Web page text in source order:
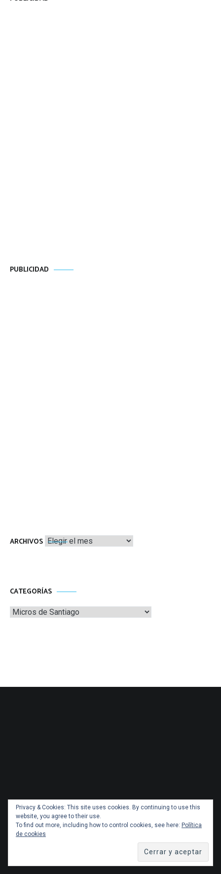
PUBLICIDAD
ARCHIVOS Archivos
CATEGORÍAS
Categorías
Copyright 2026 Administracionytransportes.cl Todos los
. Orgullosamente
Privacy & Cookies: This site uses cookies. By continuing to use this
website, you agree to their use.
To find out more, including how to control cookies, see here: Política
de cookies